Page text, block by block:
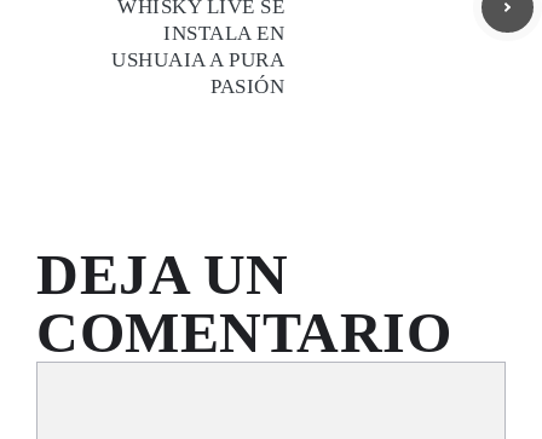
WHISKY LIVE SE
INSTALA EN
USHUAIA A PURA
PASIÓN
DEJA UN
COMENTARIO